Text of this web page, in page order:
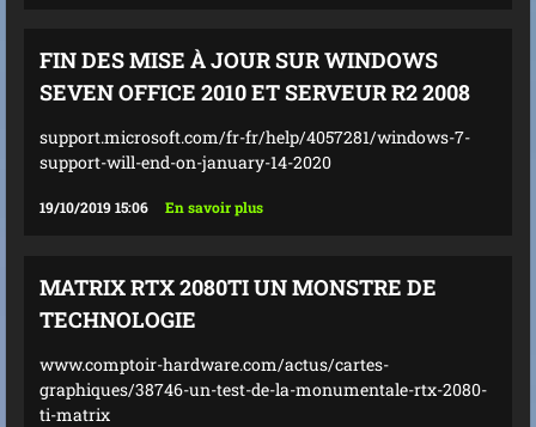
FIN DES MISE À JOUR SUR WINDOWS
SEVEN OFFICE 2010 ET SERVEUR R2 2008
support.microsoft.com/fr-fr/help/4057281/windows-7-
support-will-end-on-january-14-2020
19/10/2019 15:06 En savoir plus
MATRIX RTX 2080TI UN MONSTRE DE
TECHNOLOGIE
www.comptoir-hardware.com/actus/cartes-
graphiques/38746-un-test-de-la-monumentale-rtx-2080-
ti-matrix